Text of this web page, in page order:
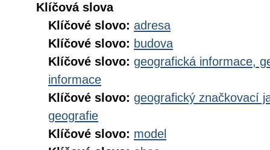
Klíčová slova
Klíčové slovo: adresa
Klíčové slovo: budova
Klíčové slovo: geografická informace,
informace
Klíčové slovo: geografický značkovací
geografie
Klíčové slovo: model